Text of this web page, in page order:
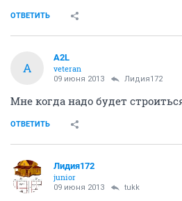
ОТВЕТИТЬ
A
A2L
veteran
09 июня 2013 Лидия172
Мне когда надо будет
ОТВЕТИТЬ
Лидия172
junior
09 июня 2013 tukk